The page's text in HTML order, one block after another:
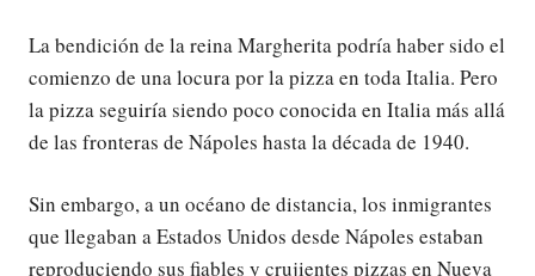
La bendición de la reina Margherita podría haber sido el
comienzo de una locura por la pizza en toda Italia. Pero
la pizza seguiría siendo poco conocida en Italia más allá
de las fronteras de Nápoles hasta la década de 1940.
Sin embargo, a un océano de distancia, los inmigrantes
que llegaban a Estados Unidos desde Nápoles estaban
reproduciendo sus fiables y crujientes pizzas en Nueva